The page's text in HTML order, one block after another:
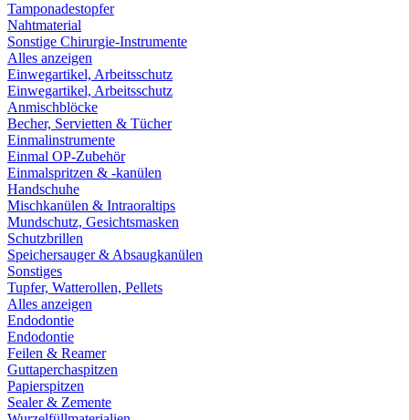
Tamponadestopfer
Nahtmaterial
Sonstige Chirurgie-Instrumente
Alles anzeigen
Einwegartikel, Arbeitsschutz
Einwegartikel, Arbeitsschutz
Anmischblöcke
Becher, Servietten & Tücher
Einmalinstrumente
Einmal OP-Zubehör
Einmalspritzen & -kanülen
Handschuhe
Mischkanülen & Intraoraltips
Mundschutz, Gesichtsmasken
Schutzbrillen
Speichersauger & Absaugkanülen
Sonstiges
Tupfer, Watterollen, Pellets
Alles anzeigen
Endodontie
Endodontie
Feilen & Reamer
Guttaperchaspitzen
Papierspitzen
Sealer & Zemente